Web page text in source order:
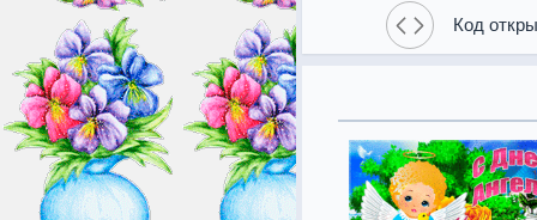
Код